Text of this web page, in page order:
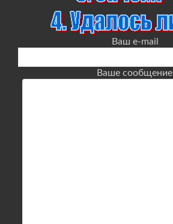
Ваш e-mail
Ваше сообщение